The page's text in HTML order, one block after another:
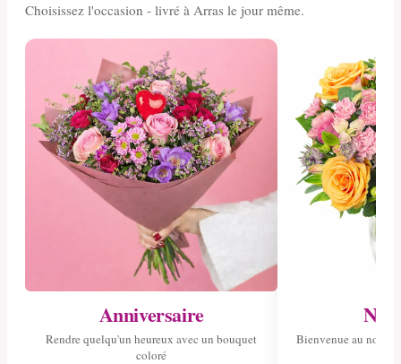
Choisissez l'occasion - livré à Arras le jour même.
Anniversaire
Rendre quelqu'un heureux avec un bouquet
coloré
Bienvenue au